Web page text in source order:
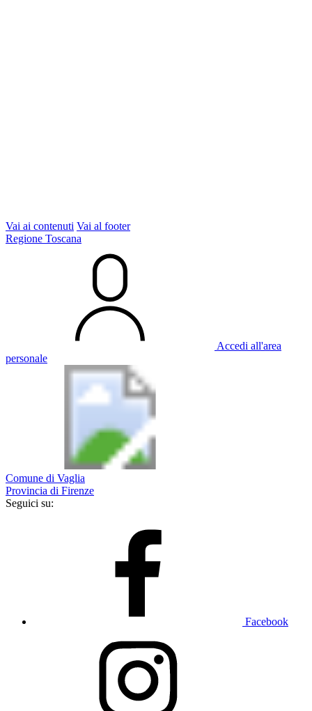
Vai ai contenuti Vai al footer
Regione Toscana
Accedi all'area
personale
Comune di Vaglia
Provincia di Firenze
Seguici su:
Facebook